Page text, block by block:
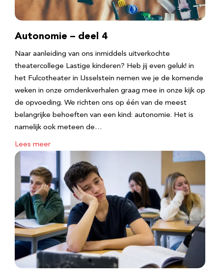
Autonomie – deel 4
Naar aanleiding van ons inmiddels uitverkochte
theatercollege Lastige kinderen? Heb jij even geluk! in
het Fulcotheater in IJsselstein nemen we je de komende
weken in onze omdenkverhalen graag mee in onze kijk op
de opvoeding. We richten ons op één van de meest
belangrijke behoeften van een kind: autonomie. Het is
namelijk ook meteen de…
Lees meer